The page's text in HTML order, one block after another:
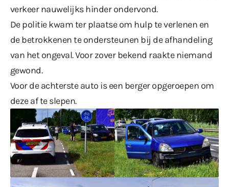
verkeer nauwelijks hinder ondervond.
De politie kwam ter plaatse om hulp te verlenen en
de betrokkenen te ondersteunen bij de afhandeling
van het ongeval. Voor zover bekend raakte niemand
gewond.
Voor de achterste auto is een berger opgeroepen om
deze af te slepen.